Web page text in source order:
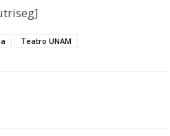
Teatro UNAM